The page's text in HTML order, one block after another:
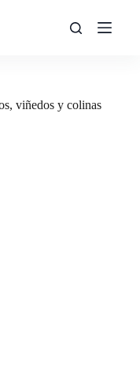
viñedos y colinas